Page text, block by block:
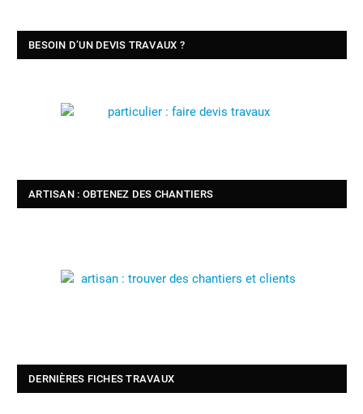
BESOIN D’UN DEVIS TRAVAUX ?
ARTISAN : OBTENEZ DES CHANTIERS
DERNIÈRES FICHES TRAVAUX